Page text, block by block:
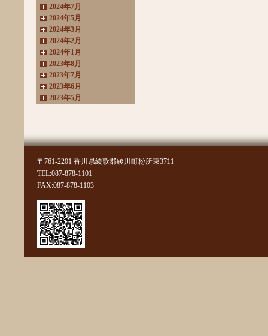
2024年7月
2024年5月
2024年3月
2024年2月
2024年1月
2023年8月
2023年7月
2023年6月
2023年5月
2022年10月
2022年7月
2022年6月
2022年4月
2022年3月
2022年2月
2022年1月
2021年11月
2021年10月
2021年9月
〒761-2201 香川県綾歌郡綾川町枌所東3711
TEL:087-878-1101
FAX:087-878-1103